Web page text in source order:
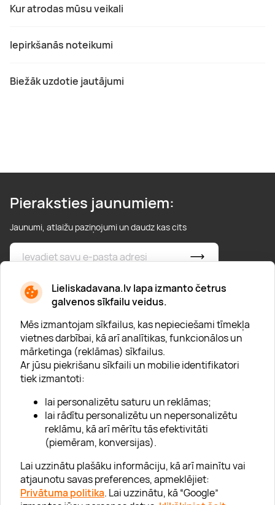
Lieliskadavana.lv lapa izmanto četrus
galvenos sīkfailu veidus.
Mēs izmantojam sīkfailus, kas nepieciešami tīmekļa
vietnes darbībai, kā arī analītikas, funkcionālos un
mārketinga (reklāmas) sīkfailus.
Ar jūsu piekrišanu sīkfaili un mobilie identifikatori
tiek izmantoti:
lai personalizētu saturu un reklāmas;
lai rādītu personalizētu un nepersonalizētu
reklāmu, kā arī mērītu tās efektivitāti
(piemēram, konversijas).
Lai uzzinātu plašāku informāciju, kā arī mainītu vai
atjaunotu savas preferences, apmeklējiet:
Privātuma politika. Lai uzzinātu, kā “Google”
Kur atrodas mūsu veikali
Iepirkšanās noteikumi
Biežāk uzdotie jautājumi
Pieraksties jaunumiem:
Jaunumi, atlaižu paziņojumi un daudz kas cits
* Esmu iepazinies/usies ar privātuma politiku
Par "Lieliska dāvana"
Uzņēmumiem
Palīdzība